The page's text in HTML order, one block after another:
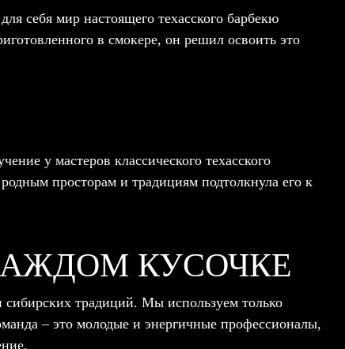
себя мир настоящего техасского барбекю
в смокере, он решил освоить это
у мастеров классического техасского
просторам и традициям подтолкнула его к
КУСОЧКЕ
сибирских традиций. Мы используем только
– это молодые и энергичные профессионалы,